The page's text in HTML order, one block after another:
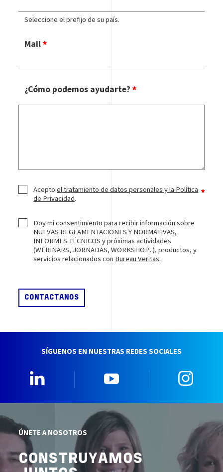
Seleccione el prefijo de su país.
Mail
¿Cómo podemos ayudarte?
Aceptoel tratamiento de datos personales y la Política
de Privacidad.
Doy mi consentimiento para recibir información sobre
NUEVAS REGLAMENTACIONES Y NORMATIVAS,
INFORMES TÉCNICOS y próximas actividades
(WEBINARS, JORNADAS, WORKSHOP...), productos, y
servicios relacionados con Bureau Veritas.
SÍGUENOS EN NUESTRAS REDES SOCIALES
ÚNETE A NOSOTROS
CONSTRUYAMOS